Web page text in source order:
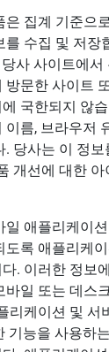
은 집계 기준으
수집 및 저장
사 사이트에서
방문한 사이트
국한되지 않
이름, 브라우저
. 당사는 이 정
개선에 대한
일 애플리케이
도록 애플리케
. 이러한 정보
바일 또는 데스
리케이션 및 서
기능을 사용하